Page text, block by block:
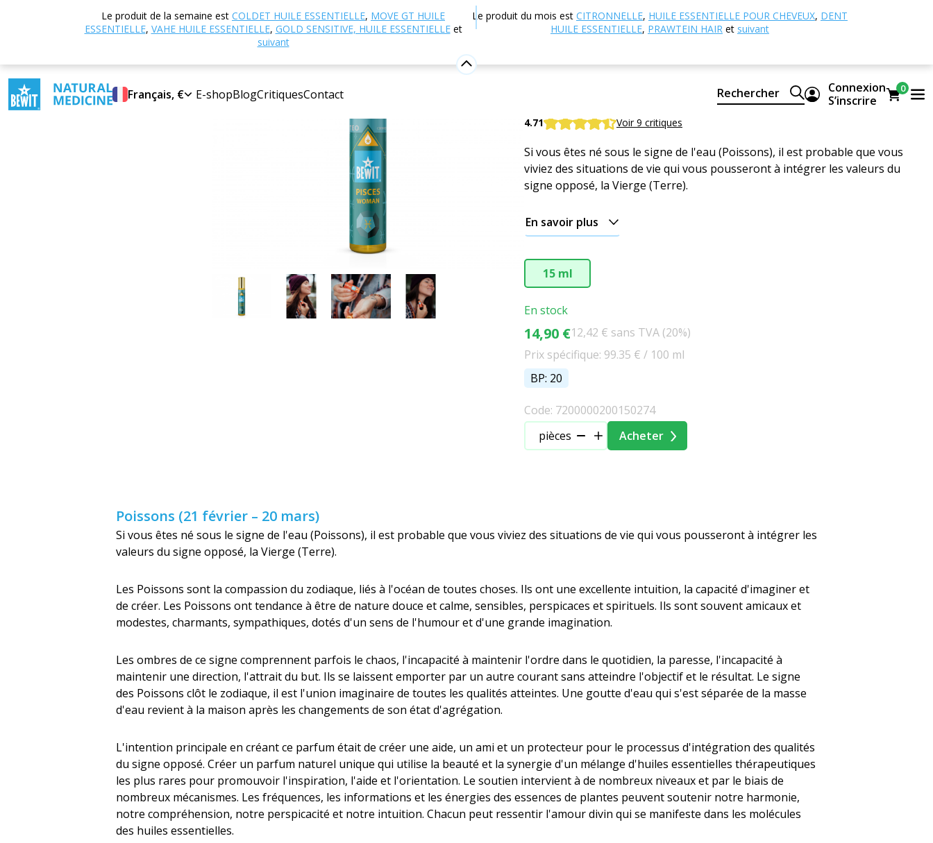
Le produit de la semaine est COLDET HUILE ESSENTIELLE, MOVE GT HUILE
ESSENTIELLE, VAHE HUILE ESSENTIELLE, GOLD SENSITIVE, HUILE ESSENTIELLEet
suivant
Le produit du mois est CITRONNELLE, HUILE ESSENTIELLE POUR CHEVEUX, DENT
HUILE ESSENTIELLE, PRAWTEIN HAIR et suivant
Français, € E-shopBlogCritiquesContact Rechercher
Connexion
S’inscrire
0
Sélectionner une
Signes du zodiaque
Accueil Boutique en ligne Aromathérapie Parfums et fragrances Signes du zodiaque Femme Poissons
4.71 Voir 9 critiques
Si vous êtes né sous le signe de l'eau (Poissons), il est probable que vous
viviez des situations de vie qui vous pousseront à intégrer les valeurs du
signe opposé, la Vierge (Terre).
En savoir plus
15 ml
En stock
14,90 €12,42 € sans TVA (20%)
Prix spécifique: 99.35 € / 100 ml
BP: 20
Code: 7200000200150274
pièces
Acheter
Poissons (21 février – 20 mars)
Si vous êtes né sous le signe de l'eau (Poissons), il est probable que vous viviez des situations de vie qui vous pousseront à intégrer les
valeurs du signe opposé, la Vierge (Terre).
Les Poissons sont la compassion du zodiaque, liés à l'océan de toutes choses. Ils ont une excellente intuition, la capacité d'imaginer et
de créer. Les Poissons ont tendance à être de nature douce et calme, sensibles, perspicaces et spirituels. Ils sont souvent amicaux et
modestes, charmants, sympathiques, dotés d'un sens de l'humour et d'une grande imagination.
Les ombres de ce signe comprennent parfois le chaos, l'incapacité à maintenir l'ordre dans le quotidien, la paresse, l'incapacité à
maintenir une direction, l'attrait du but. Ils se laissent emporter par un autre courant sans atteindre l'objectif et le résultat. Le signe
des Poissons clôt le zodiaque, il est l'union imaginaire de toutes les qualités atteintes. Une goutte d'eau qui s'est séparée de la masse
d'eau revient à la maison après les changements de son état d'agrégation.
L'intention principale en créant ce parfum était de créer une aide, un ami et un protecteur pour le processus d'intégration des qualités
du signe opposé. Créer un parfum naturel unique qui utilise la beauté et la synergie d'un mélange d'huiles essentielles thérapeutiques
les plus rares pour promouvoir l'inspiration, l'aide et l'orientation. Le soutien intervient à de nombreux niveaux et par le biais de
nombreux mécanismes. Les fréquences, les informations et les énergies des essences de plantes peuvent soutenir notre harmonie,
notre compréhension, notre perspicacité et notre intuition. Chacun peut ressentir l'amour divin qui se manifeste dans les molécules
des huiles essentielles.